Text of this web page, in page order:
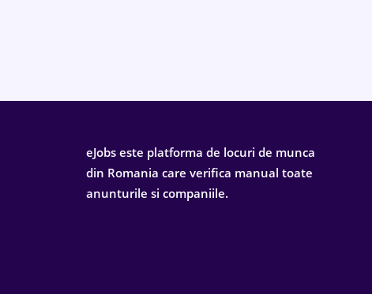
eJobs este platforma de locuri de munca
din Romania care verifica manual toate
anunturile si companiile.